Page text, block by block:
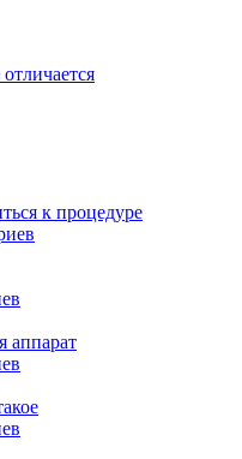
к процедуре
аппарат